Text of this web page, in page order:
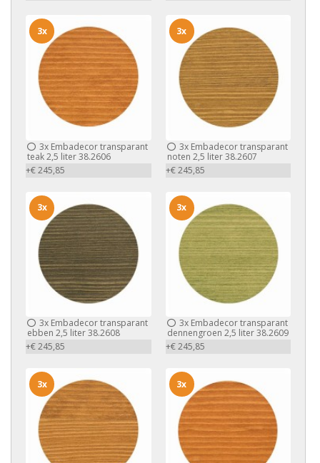
3x Embadecor transparant
teak 2,5 liter 38.2606
+€ 245,85
3x
3xEmbadecor transparant
noten 2,5 liter 38.2607
+€ 245,85
3x
3x Embadecor transparant
ebben 2,5 liter 38.2608
+€ 245,85
3x
3xEmbadecor transparant
dennengroen 2,5 liter 38.2609
+€ 245,85
3x
3x 3x